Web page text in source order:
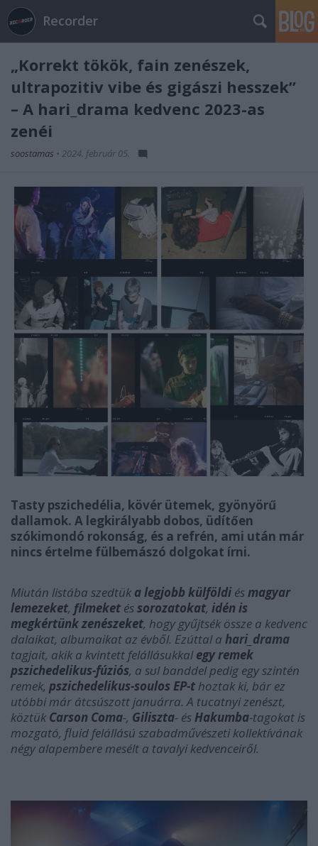
Recorder
„Korrekt tökök, fain zenészek,
ultrapozitiv vibe és gigászi hesszek”
– A hari_drama kedvenc 2023-as
zenéi
soostamas • 2024. február 05.
Tasty pszichedélia, kövér ütemek, gyönyörű
dallamok. A legkirályabb dobos, üdítően
szókimondó rokonság, és a refrén, ami után már
nincs értelme fülbemászó dolgokat írni.
Miután listába szedtük a legjobb külföldi ésmagyar
lemezeket, filmeket éssorozatokat, idén is
megkértünk zenészeket, hogy gyűjtsék össze a kedvenc
dalaikat, albumaikat az évből. Ezúttal a hari_drama
tagjait, akik a kvintett felállásukkalegy remek
pszichedelikus-fúziós, a sʊl banddel pedig egy szintén
remek, pszichedelikus-soulos EP-t hoztak ki, bár ez
utóbbi már átcsúszott januárra. A tucatnyi zenészt,
köztük Carson Coma-, Giliszta- ésHakumba-tagokat is
mozgató, fluid felállású szabadművészeti kollektívának
négy alapembere mesélt a tavalyi kedvenceiről.